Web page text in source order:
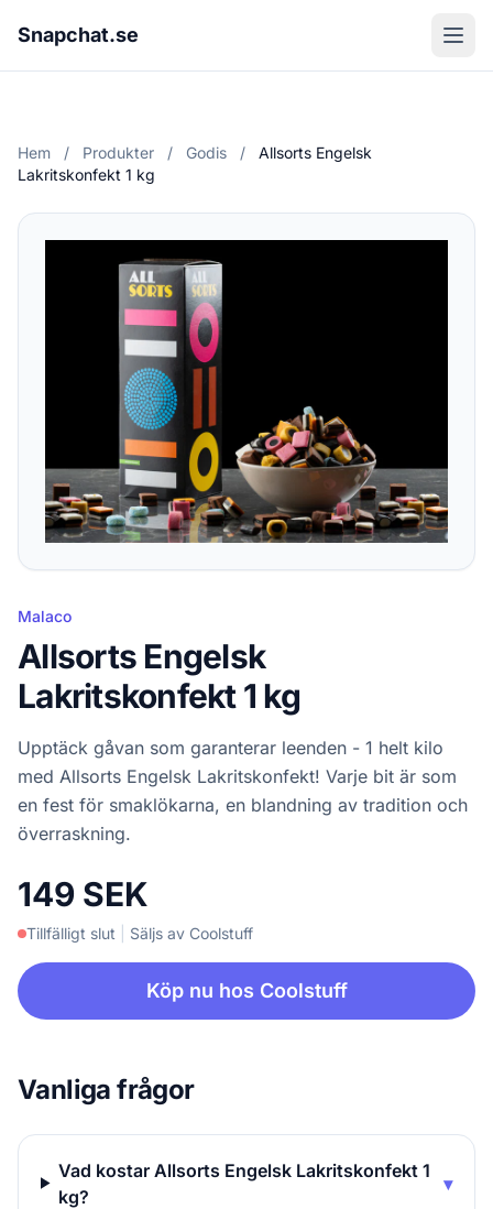
Snapchat.se
Hem / Produkter / Godis /
Allsorts Engelsk
Lakritskonfekt 1 kg
Malaco
Allsorts Engelsk
Lakritskonfekt 1 kg
Upptäck gåvan som garanterar leenden - 1 helt kilo
med Allsorts Engelsk Lakritskonfekt! Varje bit är som
en fest för smaklökarna, en blandning av tradition och
överraskning.
149 SEK
Tillfälligt slut Säljs av Coolstuff
Köp nu hos Coolstuff
Vanliga frågor
Vad kostar Allsorts Engelsk Lakritskonfekt 1
kg?
▾